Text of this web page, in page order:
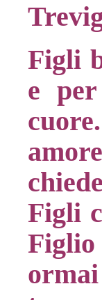
Figli
e
Figli
Figlio